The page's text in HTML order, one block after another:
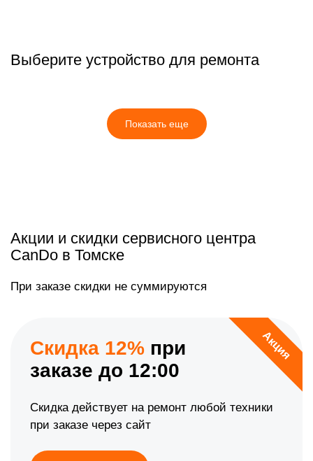
Выберите устройство для ремонта
Показать еще
Акции и скидки сервисного центра
CanDo в Томске
При заказе скидки не суммируются
Акция
Скидка 12% при
заказе до 12:00
Скидка действует на ремонт любой техники
при заказе через сайт